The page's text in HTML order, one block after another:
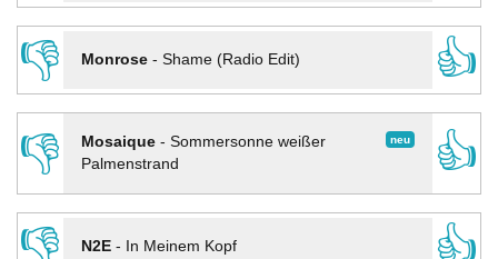
👎
Monrose- Shame (Radio Edit)
👍
👎
neu
Mosaique- Sommersonne weißer
Palmenstrand
👍
👎
N2E- In Meinem Kopf
👍